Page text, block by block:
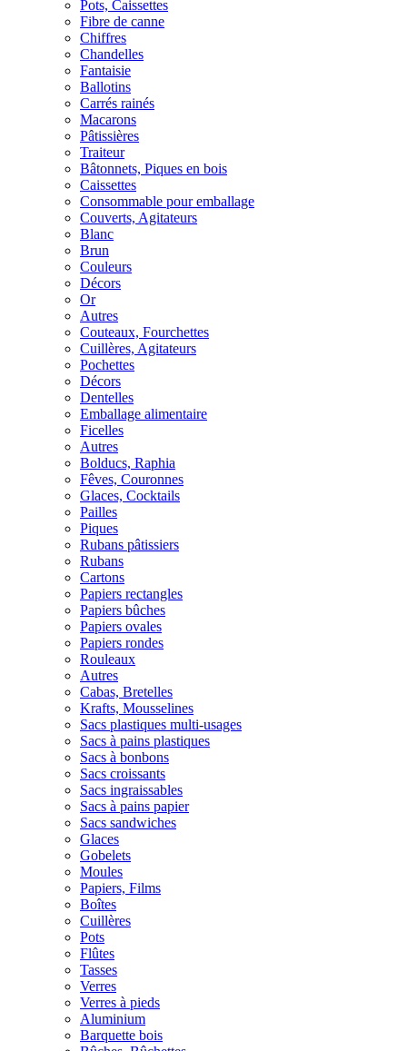
Pots, Caissettes
Fibre de canne
Chiffres
Chandelles
Fantaisie
Ballotins
Carrés rainés
Macarons
Pâtissières
Traiteur
Bâtonnets, Piques en bois
Caissettes
Consommable pour emballage
Couverts, Agitateurs
Blanc
Brun
Couleurs
Décors
Or
Autres
Couteaux, Fourchettes
Cuillères, Agitateurs
Pochettes
Décors
Dentelles
Emballage alimentaire
Ficelles
Autres
Bolducs, Raphia
Fêves, Couronnes
Glaces, Cocktails
Pailles
Piques
Rubans pâtissiers
Rubans
Cartons
Papiers rectangles
Papiers bûches
Papiers ovales
Papiers rondes
Rouleaux
Autres
Cabas, Bretelles
Krafts, Mousselines
Sacs plastiques multi-usages
Sacs à pains plastiques
Sacs à bonbons
Sacs croissants
Sacs ingraissables
Sacs à pains papier
Sacs sandwiches
Glaces
Gobelets
Moules
Papiers, Films
Boîtes
Cuillères
Pots
Flûtes
Tasses
Verres
Verres à pieds
Aluminium
Barquette bois